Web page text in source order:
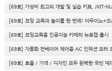
[69호] 가성비 최고의 개발 및 실습 키트, JKIT-
[69호] 코딩 교육과 놀이를 한 번에! 아두이노+드
[69호] 코딩교육용 인공지능 카메라 뉴로캠 출시
[69호] 자동화 컨베이어 제어용 AC 인덕션 모터
[69호] 효율 / 가격 / 디자인 모두 완벽한 국민 데